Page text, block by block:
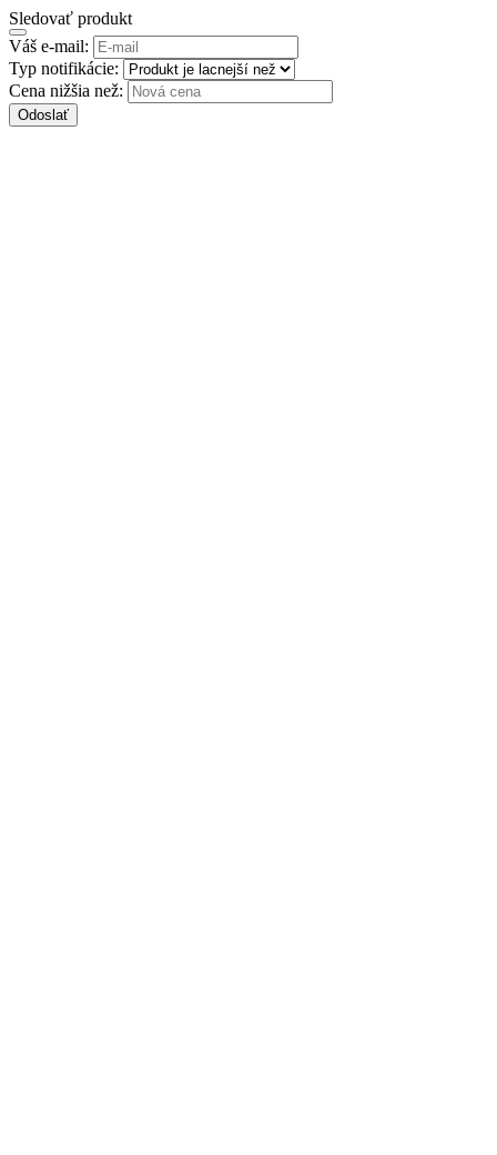
Sledovať produkt
Váš e-mail:
Typ notifikácie:
Cena nižšia než:
Odoslať